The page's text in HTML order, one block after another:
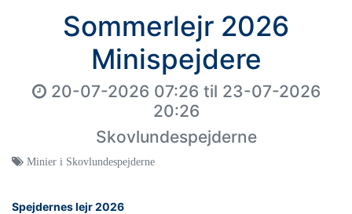
Sommerlejr 2026
Minispejdere
20-07-2026 07:26 til 23-07-2026
20:26
Skovlundespejderne
Minier i Skovlundespejderne
Spejdernes lejr 2026